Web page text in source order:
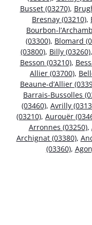
Busset (03270),
Bresnay (03210),
Bourbon-
(03300), Blomard
(03800), Billy (03260),
Besson (03210),
Allier (03700),
Beaune-d’Allier
Barrais-Bussolles
(03460), Avrilly
(03210), Aurouër
Arronnes (03250),
Archignat (03380),
(03360),